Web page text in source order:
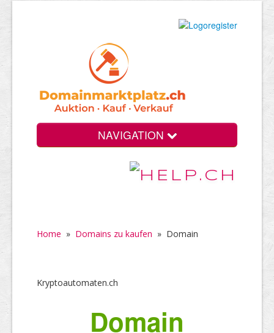
NAVIGATION
Home » Domains zu kaufen » Domain
Kryptoautomaten.ch
Domain